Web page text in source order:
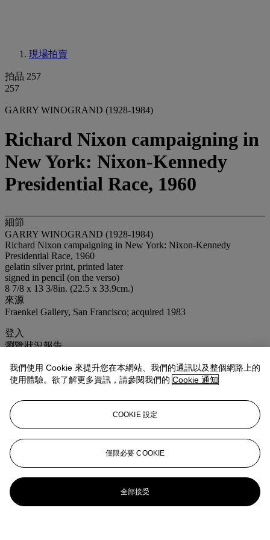
現場拍賣
拍品 257
257
GARRY WINOGRAND (1928-1984)
Richard Nixon campaigning in
New York: Nixon-Kennedy
Presidential Race, 1960
細節
GARRY WINOGRAND (1928-1984)
Richard Nixon campaigning in New York: Nixon-Kennedy
Presidential Race, 1960
gelatin silver print, printed later
signed in pencil (on the verso)
8 7/8 x 13 3/8in. (22.5 x 33.9cm.)
來源
Fraenkel Gallery, San Francisco; acquired 1983
登入
瀏覽狀況報告
我們使用 Cookie 來提升您在本網站、我們的通訊以及整個網路上的
使用體驗。欲了解更多資訊，請參閱我們的 Cookie 通知
COOKIE 設定
僅限必要 COOKIE
全部接受